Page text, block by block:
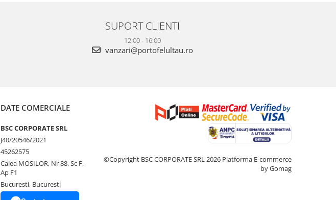
SUPORT CLIENTI
12:00 - 16:00
vanzari@portofelultau.ro
DATE COMERCIALE
BSC CORPORATE SRL
J40/20546/2021
45262575
Calea MOSILOR, Nr 88, Sc F,
Ap F1
Bucuresti, Bucuresti
©Copyright BSC CORPORATE SRL 2026 Platforma E-commerce
by Gomag